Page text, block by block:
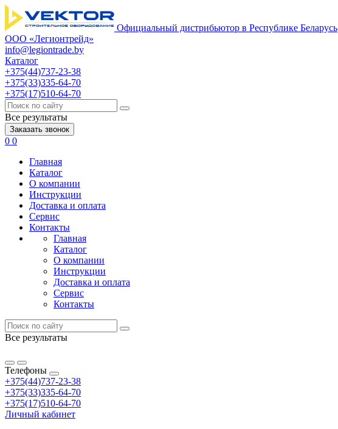
Официальный дистрибьютор в Республике Беларусь
ООО «Легионтрейд»
info@legiontrade.by
Каталог
+375(44)737-23-38
+375(33)335-64-70
+375(17)510-64-70
Все результаты
Заказать звонок
0 0
Главная
Каталог
О компании
Инструкции
Доставка и оплата
Сервис
Контакты
Главная
Каталог
О компании
Инструкции
Доставка и оплата
Сервис
Контакты
Все результаты
Телефоны
+375(44)737-23-38
+375(33)335-64-70
+375(17)510-64-70
Личный кабинет